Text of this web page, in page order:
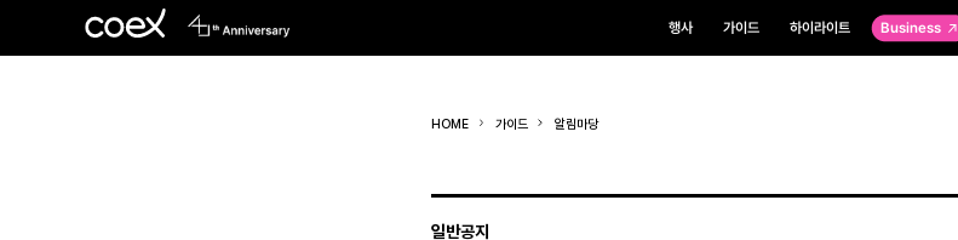
행사 가이드 하이라이트 Business
HOME 가이드 알림마당
일반공지